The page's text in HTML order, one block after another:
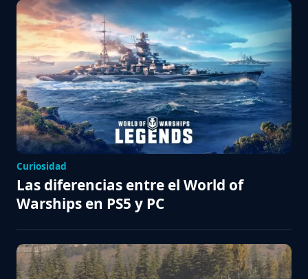
Curiosidad
Las diferencias entre el World of
Warships en PS5 y PC